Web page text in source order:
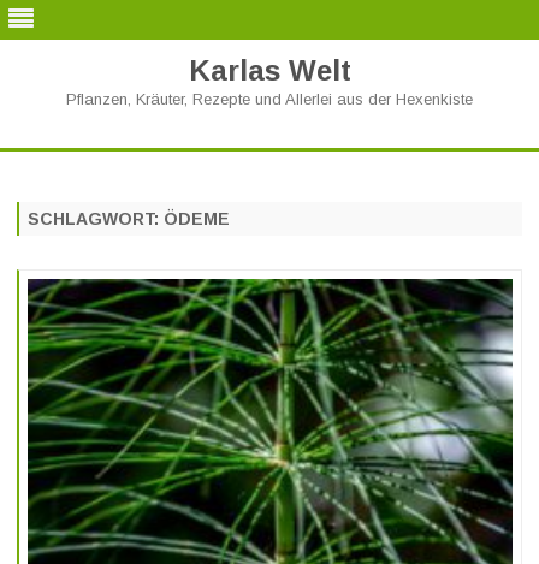
Karlas Welt
Pflanzen, Kräuter, Rezepte und Allerlei aus der Hexenkiste
SCHLAGWORT: ÖDEME